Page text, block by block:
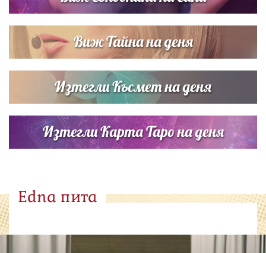
Виж Тайна на деня
Изтегли Късмет на деня
Изтегли Карта Таро на деня
Edna пита